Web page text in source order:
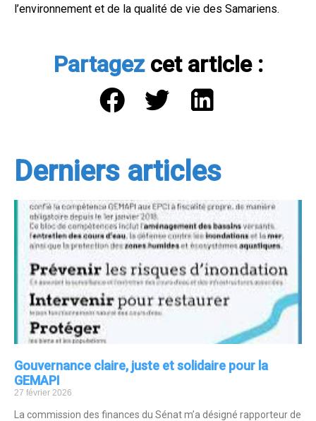
l’environnement et de la qualité de vie des Samariens.
Partagezcet article :
Derniers articles
Gouvernance claire, juste et solidaire pour la
GEMAPI
27 février 2026
La commission des finances du Sénat m’a désigné rapporteur de